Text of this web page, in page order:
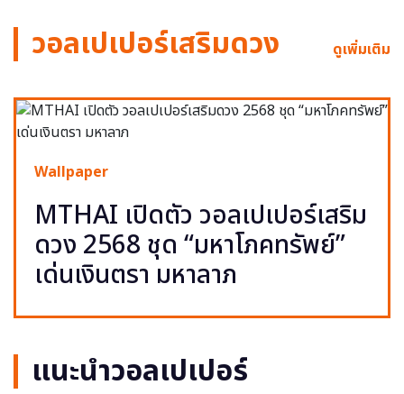
วอลเปเปอร์เสริมดวง ดูเพิ่มเติม
Wallpaper
MTHAI เปิดตัว วอลเปเปอร์เสริม
ดวง 2568 ชุด “มหาโภคทรัพย์”
เด่นเงินตรา มหาลาภ
แนะนำวอลเปเปอร์